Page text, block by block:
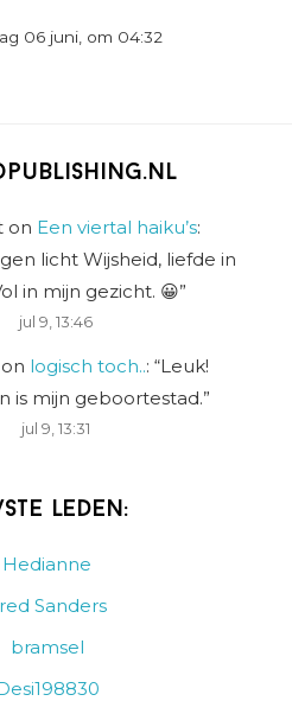
06 juni, om 04:32
on Een viertal haiku’s:
licht Wijsheid, liefde in
in mijn gezicht. 😀”
jul 9, 13:46
logisch toch..: “Leuk!
is mijn geboortestad.”
jul 9, 13:31
leden:
Hedianne
Sanders
bramsel